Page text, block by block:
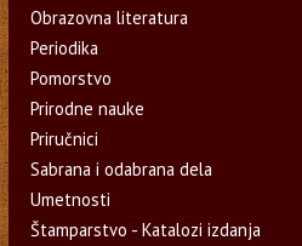
Obrazovna literatura
Periodika
Pomorstvo
Prirodne nauke
Priručnici
Sabrana i odabrana dela
Umetnosti
Štamparstvo - Katalozi izdanja